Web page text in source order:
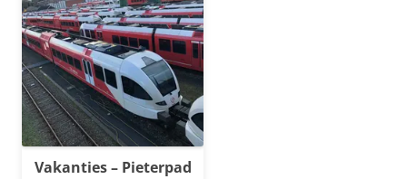
Vakanties – Pieterpad